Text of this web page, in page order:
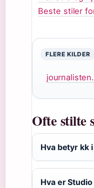
Beste stiler
FLERE KILDER
Ofte stilte
Hva betyr kk
Hva er Studio